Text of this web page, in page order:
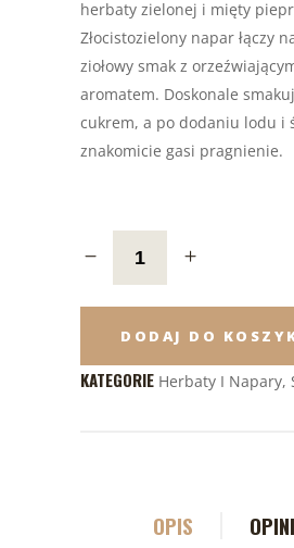
herbaty zielonej i mięty
Złocistozielony napar łączy
ziołowy smak z
aromatem. Doskonale
cukrem, a po dodaniu lodu i
znakomicie gasi pragnienie.
DODAJ DO
KATEGORIE Herbaty I Napary,
OPIS